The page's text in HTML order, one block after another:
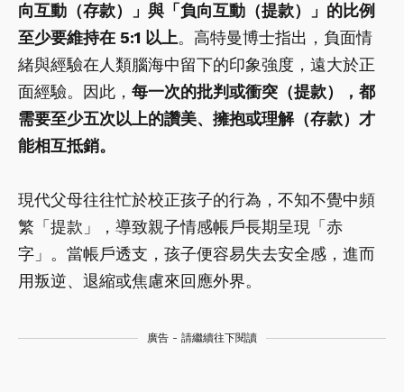
向互動（存款）」與「負向互動（提款）」的比例
至少要維持在 5:1 以上。高特曼博士指出，負面情
緒與經驗在人類腦海中留下的印象強度，遠大於正
面經驗。因此， 每一次的批判或衝突（提款），都
需要至少五次以上的讚美、擁抱或理解（存款）才
能相互抵銷。
現代父母往往忙於校正孩子的行為，不知不覺中頻
繁「提款」，導致親子情感帳戶長期呈現「赤
字」。當帳戶透支，孩子便容易失去安全感，進而
用叛逆、退縮或焦慮來回應外界。
廣告 - 請繼續往下閱讀